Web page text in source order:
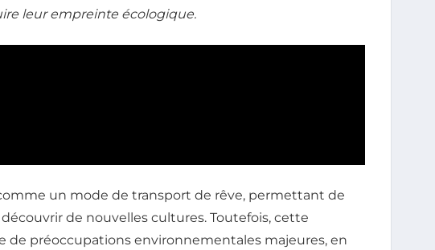
leur empreinte écologique.
un mode de transport de rêve, permettant de
de nouvelles cultures. Toutefois, cette
de préoccupations environnementales majeures, en